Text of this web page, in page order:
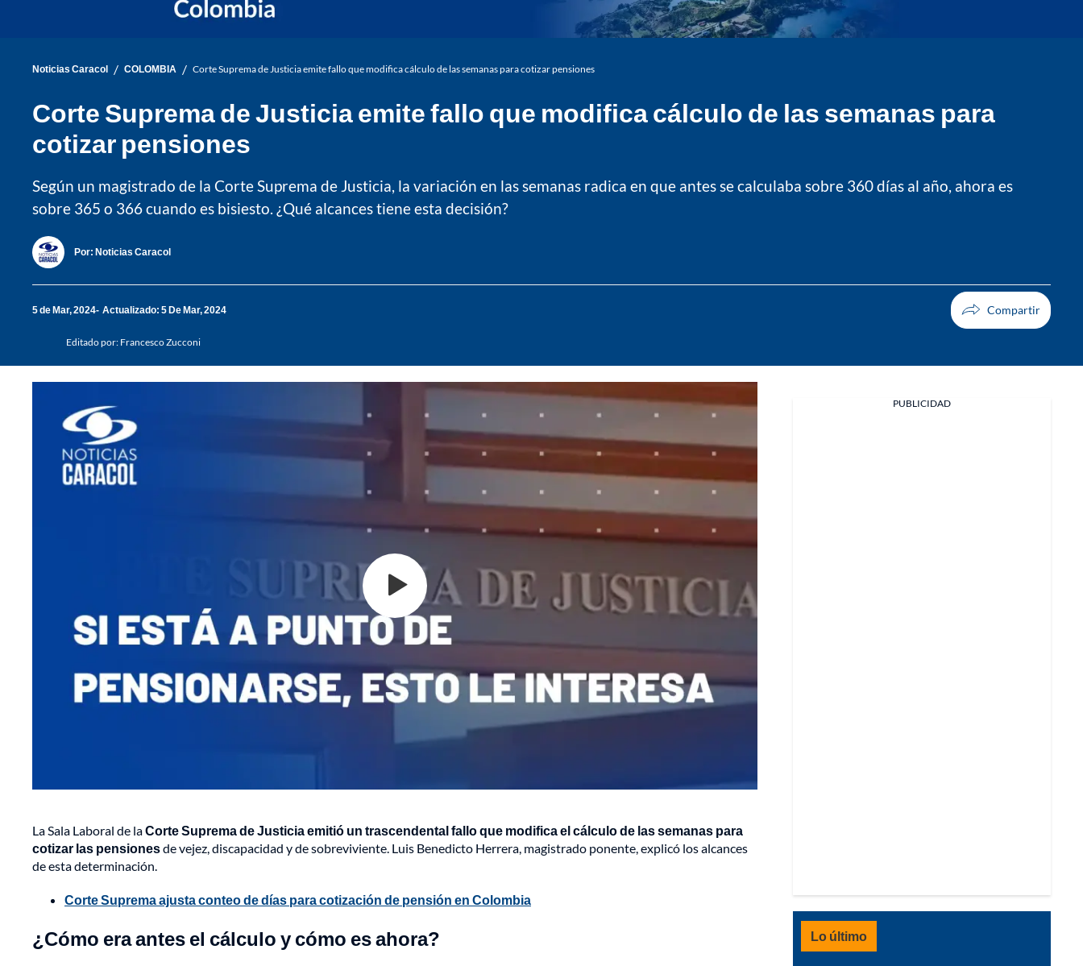
Noticias Caracol / COLOMBIA / Corte Suprema de Justicia emite fallo que modifica cálculo de las semanas para cotizar pensiones
Corte Suprema de Justicia emite fallo que modifica cálculo de las semanas para
cotizar pensiones
Según un magistrado de la Corte Suprema de Justicia, la variación en las semanas radica en que antes se calculaba sobre 360 días al año, ahora es
sobre 365 o 366 cuando es bisiesto. ¿Qué alcances tiene esta decisión?
Por: Noticias Caracol
5 de Mar, 2024 Actualizado: 5 De Mar, 2024
Editado por: Francesco Zucconi
La Sala Laboral de laCorte Suprema de Justicia emitió un trascendental fallo que modifica el cálculo de las semanas para
cotizar las pensionesde vejez, discapacidad y de sobreviviente. Luis Benedicto Herrera, magistrado ponente, explicó los alcances
de esta determinación.
Corte Suprema ajusta conteo de días para cotización de pensión en Colombia
¿Cómo era antes el cálculo y cómo es ahora?
PUBLICIDAD
Lo último